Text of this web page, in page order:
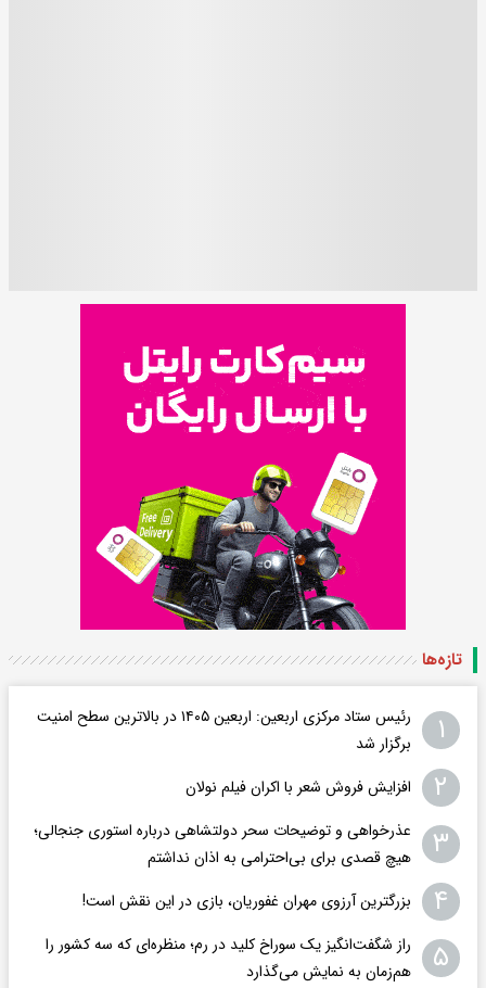
تازه‌ها
۱
رئیس ستاد مرکزی اربعین: اربعین ۱۴۰۵ در بالاترین سطح امنیت
برگزار شد
۲ افزایش فروش شعر با اکران فیلم نولان
۳
عذرخواهی و توضیحات سحر دولتشاهی درباره استوری جنجالی؛
هیچ قصدی برای بی‌احترامی به اذان نداشتم
۴ بزرگترین آرزوی مهران غفوریان، بازی در این نقش است!
۵
راز شگفت‌انگیز یک سوراخ کلید در رم؛ منظره‌ای که سه کشور را
هم‌زمان به نمایش می‌گذارد